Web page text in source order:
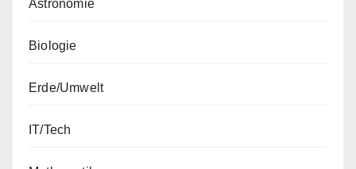
Astronomie
Biologie
Erde/Umwelt
IT/Tech